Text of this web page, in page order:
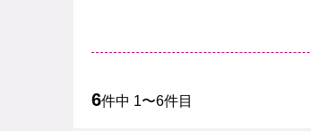
6件中 1〜6件目